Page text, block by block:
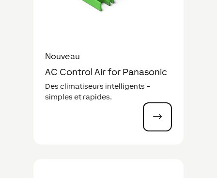
Nouveau
AC Control Air for Panasonic
Des climatiseurs intelligents –
simples et rapides.
$